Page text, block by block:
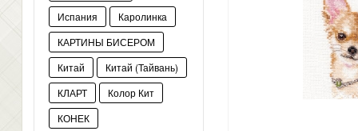
Испания
Каролинка
КАРТИНЫ БИСЕРОМ
Китай
Китай (Тайвань)
КЛАРТ
Колор Кит
КОНЕК